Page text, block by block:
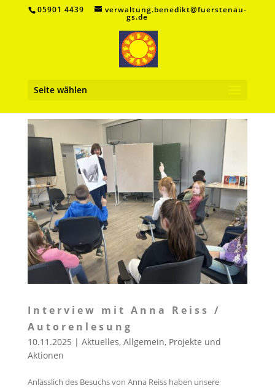
05901 4439 verwaltung.benedikt@fuerstenau-
gs.de
Seite wählen
Interview mit Anna Reiss /
Autorenlesung
10.11.2025 | Aktuelles, Allgemein, Projekte und
Aktionen
Anlässlich des Besuchs von Anna Reiss haben unsere